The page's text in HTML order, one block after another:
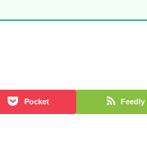
Pocket Feedly